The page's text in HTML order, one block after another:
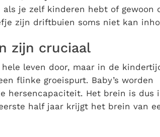
je zelf kinderen hebt of gewoon
zijn driftbuien soms niet kan
zijn cruciaal
leven door, maar in de
flinke groeispurt. Baby’s worden
hersencapaciteit. Het brein is dus
half jaar krijgt het brein van